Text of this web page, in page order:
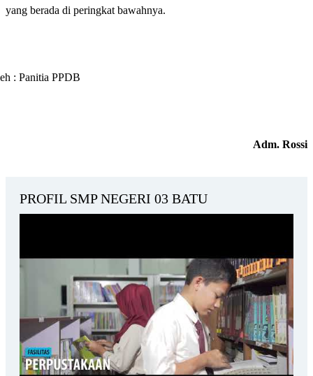
yang berada di peringkat bawahnya.
: Panitia PPDB
Adm. Rossi
PROFIL SMP NEGERI 03 BATU